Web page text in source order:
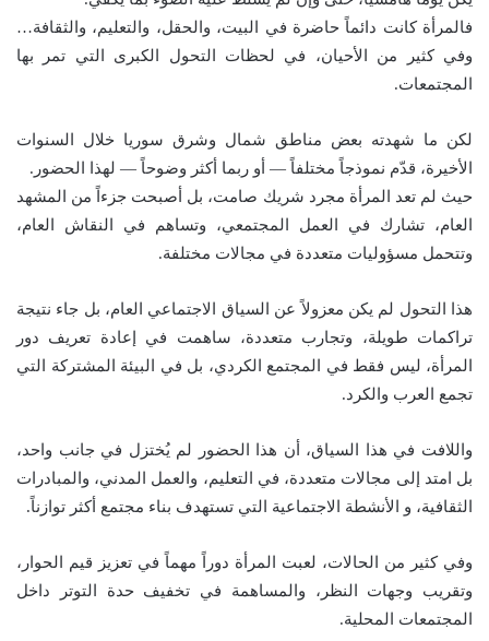
فالمرأة كانت دائماً حاضرة في البيت، والحقل، والتعليم، والثقافة…
وفي كثير من الأحيان، في لحظات التحول الكبرى التي تمر بها
المجتمعات.
لكن ما شهدته بعض مناطق شمال وشرق سوريا خلال السنوات
الأخيرة، قدّم نموذجاً مختلفاً — أو ربما أكثر وضوحاً — لهذا الحضور.
حيث لم تعد المرأة مجرد شريك صامت، بل أصبحت جزءاً من المشهد
العام، تشارك في العمل المجتمعي، وتساهم في النقاش العام،
وتتحمل مسؤوليات متعددة في مجالات مختلفة.
هذا التحول لم يكن معزولاً عن السياق الاجتماعي العام، بل جاء نتيجة
تراكمات طويلة، وتجارب متعددة، ساهمت في إعادة تعريف دور
المرأة، ليس فقط في المجتمع الكردي، بل في البيئة المشتركة التي
تجمع العرب والكرد.
واللافت في هذا السياق، أن هذا الحضور لم يُختزل في جانب واحد،
بل امتد إلى مجالات متعددة، في التعليم، والعمل المدني، والمبادرات
الثقافية، و الأنشطة الاجتماعية التي تستهدف بناء مجتمع أكثر توازناً.
وفي كثير من الحالات، لعبت المرأة دوراً مهماً في تعزيز قيم الحوار،
وتقريب وجهات النظر، والمساهمة في تخفيف حدة التوتر داخل
المجتمعات المحلية.